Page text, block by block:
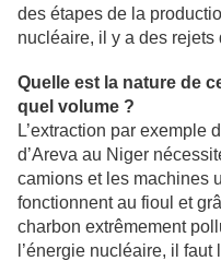
des étapes de la
nucléaire, il y a des rejets
Quelle est la nature de
quel volume ?
L’extraction par exemple
d’Areva au Niger
camions et les machines
fonctionnent au fioul et
charbon extrêmement
l’énergie nucléaire, il